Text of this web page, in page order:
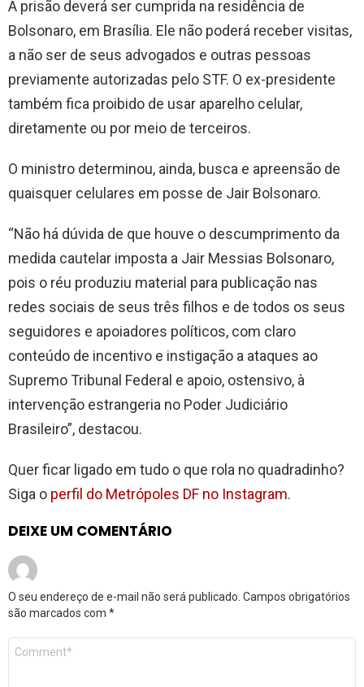
A prisão deverá ser cumprida na residência de
Bolsonaro, em Brasília. Ele não poderá receber visitas,
a não ser de seus advogados e outras pessoas
previamente autorizadas pelo STF. O ex-presidente
também fica proibido de usar aparelho celular,
diretamente ou por meio de terceiros.
O ministro determinou, ainda, busca e apreensão de
quaisquer celulares em posse de Jair Bolsonaro.
“Não há dúvida de que houve o descumprimento da
medida cautelar imposta a Jair Messias Bolsonaro,
pois o réu produziu material para publicação nas
redes sociais de seus três filhos e de todos os seus
seguidores e apoiadores políticos, com claro
conteúdo de incentivo e instigação a ataques ao
Supremo Tribunal Federal e apoio, ostensivo, à
intervenção estrangeria no Poder Judiciário
Brasileiro”, destacou.
Quer ficar ligado em tudo o que rola no quadradinho?
Siga o perfil do Metrópoles DF no Instagram.
DEIXE UM COMENTÁRIO
O seu endereço de e-mail não será publicado. Campos obrigatórios
são marcados com *
Comentário